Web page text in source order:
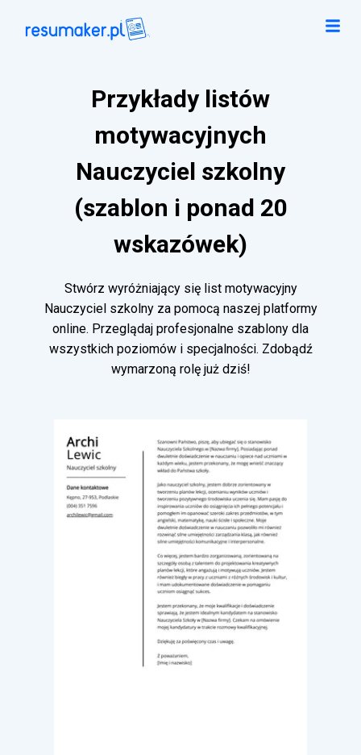
Przykłady listów
motywacyjnych
Nauczyciel szkolny
(szablon i ponad 20
wskazówek)
Stwórz wyróżniający się list motywacyjny
Nauczyciel szkolny za pomocą naszej platformy
online. Przeglądaj profesjonalne szablony dla
wszystkich poziomów i specjalności. Zdobądź
wymarzoną rolę już dziś!